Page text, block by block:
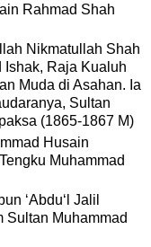
Rahmad Shah
Nikmatullah Shah
Ishak, Raja Kualuh
Muda di Asahan. Ia
Sultan
(1865-1867 M)
Husain
Muhammad
‘Abdu‘l Jalil
Sultan Muhammad